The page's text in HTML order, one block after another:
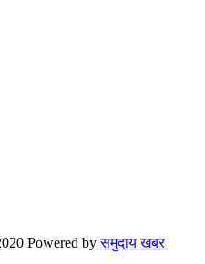
Powered byसमुदाय खबर